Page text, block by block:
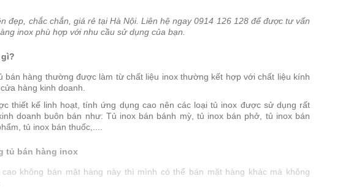
đẹp, chắc chắn, giá rẻ tại Hà Nội. Liên hệ ngay 0914 126 128 để được tư vấn
inox phù hợp với nhu cầu sử dụng của bạn.
bán hàng thường được làm từ chất liệu inox thường kết hợp với chất liệu kính
hàng kinh doanh.
thiết kế linh hoạt, tính ứng dụng cao nên các loại tủ inox được sử dụng rất
doanh buôn bán như: Tủ inox bán bánh mỳ, tủ inox bán phở, tủ inox bán
tủ inox bán thuốc,....
tủ bán hàng inox
không bán mặt hàng này thì mình có thể bán mặt hàng khác mà không